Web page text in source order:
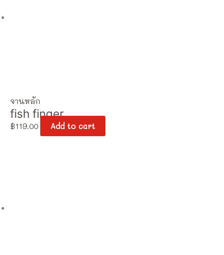
จานหลัก
fish finger
฿119.00 Add to cart